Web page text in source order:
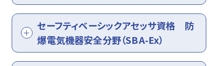
セーフティベーシックアセッサ資格 防
爆電気機器安全分野（SBA-Ex）